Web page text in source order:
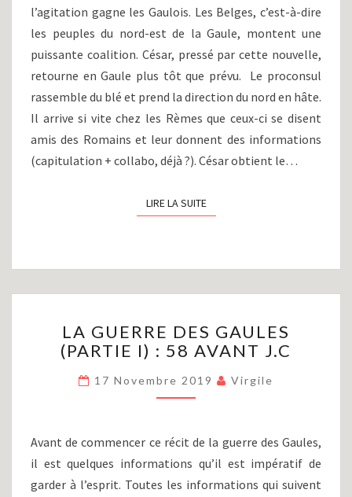
AVANT
J.C
l’agitation gagne les Gaulois. Les Belges, c’est-à-dire
les peuples du nord-est de la Gaule, montent une
puissante coalition. César, pressé par cette nouvelle,
retourne en Gaule plus tôt que prévu. Le proconsul
rassemble du blé et prend la direction du nord en hâte.
Il arrive si vite chez les Rèmes que ceux-ci se disent
amis des Romains et leur donnent des informations
(capitulation + collabo, déjà ?). César obtient le…
LIRE LA SUITELIRE LA SUITE
GUERRE
DES
(PARTIE
I)
58
J.C
LA GUERRE DES GAULES
(PARTIE I) : 58 AVANT J.C
17 Novembre 2019 Virgile
Avant de commencer ce récit de la guerre des Gaules,
il est quelques informations qu’il est impératif de
garder à l’esprit. Toutes les informations qui suivent